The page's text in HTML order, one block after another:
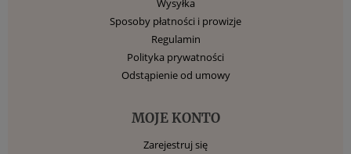
Wysyłka
Sposoby płatności i prowizje
Regulamin
Polityka prywatności
Odstąpienie od umowy
MOJE KONTO
Zarejestruj się